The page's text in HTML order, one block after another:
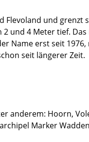
Flevoland und grenzt
und 4 Meter tief.
Name erst seit 1976,
seit längerer Zeit.
anderem: Hoorn,
Marker